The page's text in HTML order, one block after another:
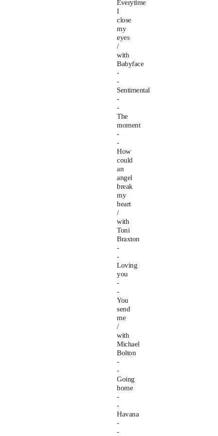
Everytime
I
close
my
eyes
/
with
Babyface
-
-
Sentimental
-
-
The
moment
-
-
How
could
an
angel
break
my
heart
/
with
Toni
Braxton
-
-
Loving
you
-
-
You
send
me
/
with
Michael
Bolton
-
-
Going
home
-
-
Havana
-
-